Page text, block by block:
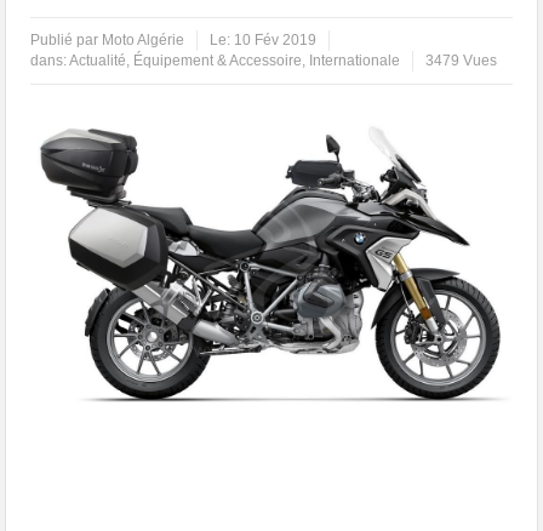
Publié par Moto Algérie Le: 10 Fév 2019
dans:Actualité, Équipement & Accessoire, Internationale 3479 Vues